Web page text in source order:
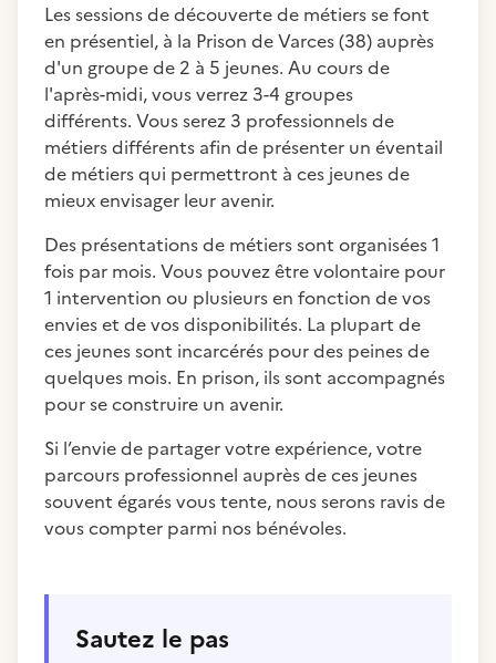
Les sessions de découverte de métiers se font
en présentiel, à la Prison de Varces (38) auprès
d'un groupe de 2 à 5 jeunes. Au cours de
l'après-midi, vous verrez 3-4 groupes
différents. Vous serez 3 professionnels de
métiers différents afin de présenter un éventail
de métiers qui permettront à ces jeunes de
mieux envisager leur avenir.
Des présentations de métiers sont organisées 1
fois par mois. Vous pouvez être volontaire pour
1 intervention ou plusieurs en fonction de vos
envies et de vos disponibilités. La plupart de
ces jeunes sont incarcérés pour des peines de
quelques mois. En prison, ils sont accompagnés
pour se construire un avenir.
Si l’envie de partager votre expérience, votre
parcours professionnel auprès de ces jeunes
souvent égarés vous tente, nous serons ravis de
vous compter parmi nos bénévoles.
Sautez le pas